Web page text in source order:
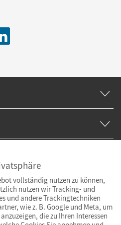
vollständig nutzen zu können,
nutzen wir Tracking- und
und andere Trackingtechniken
wie z. B. Google und Meta, um
die zu Ihren Interessen